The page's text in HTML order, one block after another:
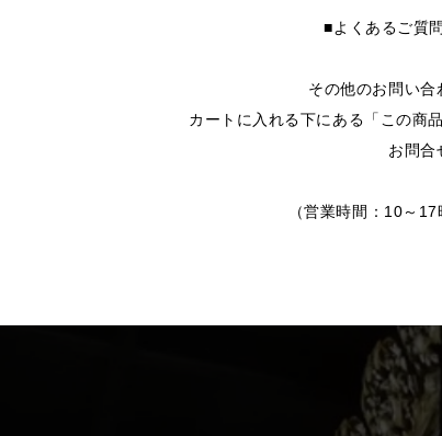
■よくあるご質
その他のお問い合
カートに入れる下にある「この商
お問合
（営業時間：10～